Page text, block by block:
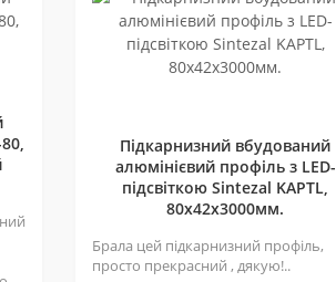
Підкарнизний вбудований
алюмінієвий профіль з LED-
підсвіткою Sintezal KAPTL,
80х42x3000мм.
Брала цей підкарнизний профіль,
просто прекрасний , дякую!..